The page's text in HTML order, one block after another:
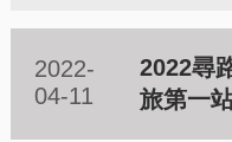
2022-
04-11
2022尋
旅第一